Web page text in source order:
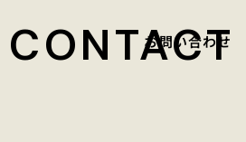
CONTACT
お問い合わせ